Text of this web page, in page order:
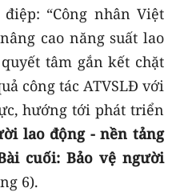
“Công nhân Việt
cao năng suất lao
tâm gắn kết chặt
công tác ATVSLĐ với
hướng tới phát triển
lao động - nền tảng
cuối: Bảo vệ người
6).